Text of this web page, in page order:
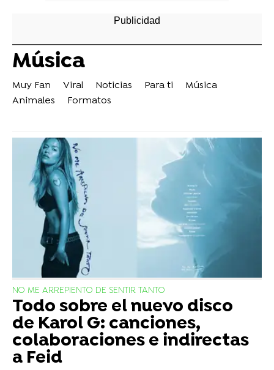
Música
Muy Fan Viral Noticias Para ti
Música
Animales
Formatos
NO ME ARREPIENTO DE SENTIR TANTO
Todo sobre el nuevo disco
de Karol G: canciones,
colaboraciones e indirectas
a Feid